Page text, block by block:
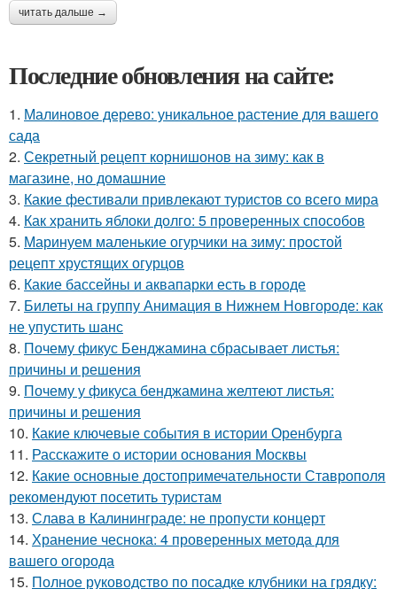
читать дальше →
Последние обновления на сайте:
1. Малиновое дерево: уникальное растение для вашего
сада
2. Секретный рецепт корнишонов на зиму: как в
магазине, но домашние
3. Какие фестивали привлекают туристов со всего мира
4. Как хранить яблоки долго: 5 проверенных способов
5. Маринуем маленькие огурчики на зиму: простой
рецепт хрустящих огурцов
6. Какие бассейны и аквапарки есть в городе
7. Билеты на группу Анимация в Нижнем Новгороде: как
не упустить шанс
8. Почему фикус Бенджамина сбрасывает листья:
причины и решения
9. Почему у фикуса бенджамина желтеют листья:
причины и решения
10. Какие ключевые события в истории Оренбурга
11. Расскажите о истории основания Москвы
12. Какие основные достопримечательности Ставрополя
рекомендуют посетить туристам
13. Слава в Калининграде: не пропусти концерт
14. Хранение чеснока: 4 проверенных метода для
вашего огорода
15. Полное руководство по посадке клубники на грядку: